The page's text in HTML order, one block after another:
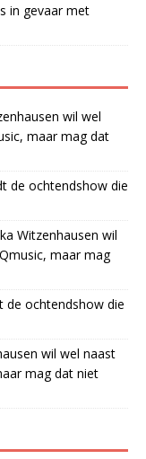
in gevaar met
wil wel
maar mag dat
de ochtendshow die
Witzenhausen wil
maar mag
de ochtendshow die
wil wel naast
mag dat niet